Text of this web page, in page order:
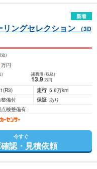
新着
ングセレクション
（3D
込)
万円
) 諸費用 (税込)
13.9 万円
(R3) 走行 5.6万km
備付 保証 あり
検整備有
今すぐ
認・見積依頼